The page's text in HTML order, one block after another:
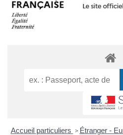
Accueil particuliers > Étranger -